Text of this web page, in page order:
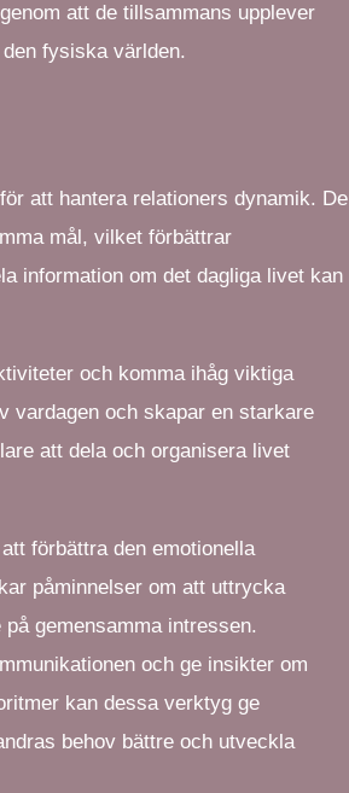
att de tillsammans upplever
fysiska världen.
att hantera relationers dynamik. De
mål, vilket förbättrar
information om det dagliga livet kan
och komma ihåg viktiga
vardagen och skapar en starkare
att dela och organisera livet
förbättra den emotionella
påminnelser om att uttrycka
gemensamma intressen.
och ge insikter om
kan dessa verktyg ge
behov bättre och utveckla